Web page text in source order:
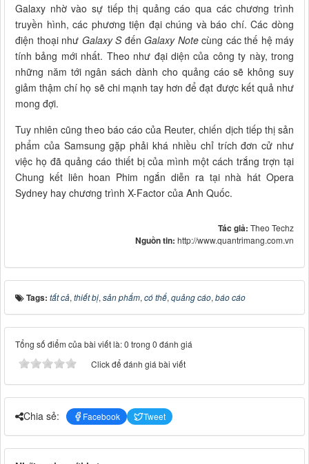
Galaxy nhờ vào sự tiếp thị quảng cáo qua các chương trình
truyền hình, các phương tiện đại chúng và báo chí. Các dòng
điện thoại như Galaxy Sđến Galaxy Notecùng các thế hệ máy
tính bảng mới nhất. Theo như đại diện của công ty này, trong
những năm tới ngân sách dành cho quảng cáo sẽ không suy
giảm thậm chí họ sẽ chi mạnh tay hơn để đạt được kết quả như
mong đợi.
Tuy nhiên cũng theo báo cáo của Reuter, chiến dịch tiếp thị sản
phẩm của Samsung gặp phải khá nhiều chỉ trích đơn cử như
việc họ đã quảng cáo thiết bị của mình một cách trắng trợn tại
Chung kết liên hoan Phim ngắn diễn ra tại nhà hát Opera
Sydney hay chương trình X-Factor của Anh Quốc.
Tác giả: Theo Techz
Nguồn tin: http://www.quantrimang.com.vn
Tags: tất cả, thiết bị, sản phẩm, có thể, quảng cáo, báo cáo
Tổng số điểm của bài viết là: 0 trong 0 đánh giá
Click để đánh giá bài viết
Chia sẻ: Facebook Tweet